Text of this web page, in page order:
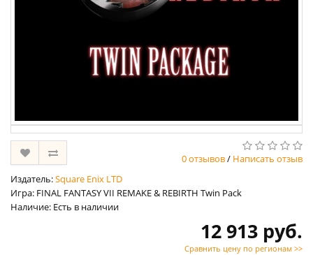
0 отзывов/ Написать отзыв
Издатель:Square Enix LTD
Игра: FINAL FANTASY VII REMAKE & REBIRTH Twin Pack
Наличие: Есть в наличии
12 913 руб.
Сравнить цену по регионам >>